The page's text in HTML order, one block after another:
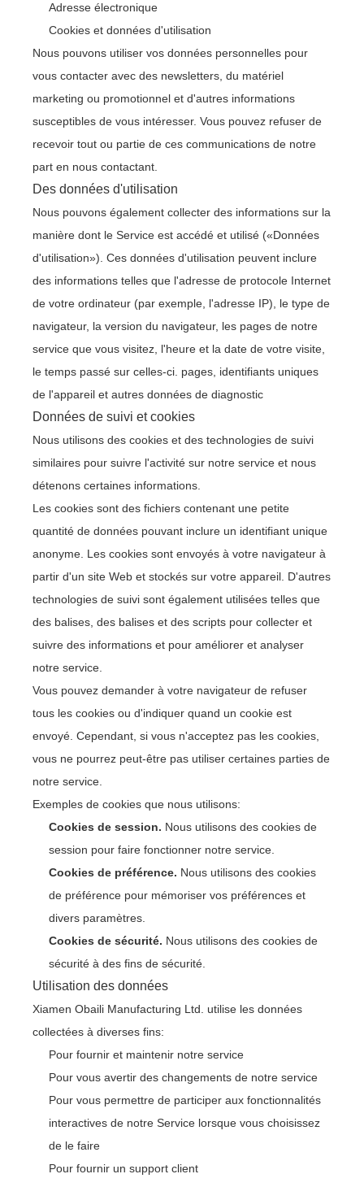
Adresse électronique
Cookies et données d'utilisation
Nous pouvons utiliser vos données personnelles pour
vous contacter avec des newsletters, du matériel
marketing ou promotionnel et d'autres informations
susceptibles de vous intéresser. Vous pouvez refuser de
recevoir tout ou partie de ces communications de notre
part en nous contactant.
Des données d'utilisation
Nous pouvons également collecter des informations sur la
manière dont le Service est accédé et utilisé («Données
d'utilisation»). Ces données d'utilisation peuvent inclure
des informations telles que l'adresse de protocole Internet
de votre ordinateur (par exemple, l'adresse IP), le type de
navigateur, la version du navigateur, les pages de notre
service que vous visitez, l'heure et la date de votre visite,
le temps passé sur celles-ci. pages, identifiants uniques
de l'appareil et autres données de diagnostic
Données de suivi et cookies
Nous utilisons des cookies et des technologies de suivi
similaires pour suivre l'activité sur notre service et nous
détenons certaines informations.
Les cookies sont des fichiers contenant une petite
quantité de données pouvant inclure un identifiant unique
anonyme. Les cookies sont envoyés à votre navigateur à
partir d'un site Web et stockés sur votre appareil. D'autres
technologies de suivi sont également utilisées telles que
des balises, des balises et des scripts pour collecter et
suivre des informations et pour améliorer et analyser
notre service.
Vous pouvez demander à votre navigateur de refuser
tous les cookies ou d'indiquer quand un cookie est
envoyé. Cependant, si vous n'acceptez pas les cookies,
vous ne pourrez peut-être pas utiliser certaines parties de
notre service.
Exemples de cookies que nous utilisons:
Cookies de session. Nous utilisons des cookies de
session pour faire fonctionner notre service.
Cookies de préférence. Nous utilisons des cookies
de préférence pour mémoriser vos préférences et
divers paramètres.
Cookies de sécurité. Nous utilisons des cookies de
sécurité à des fins de sécurité.
Utilisation des données
Xiamen Obaili Manufacturing Ltd. utilise les données
collectées à diverses fins:
Pour fournir et maintenir notre service
Pour vous avertir des changements de notre service
Pour vous permettre de participer aux fonctionnalités
interactives de notre Service lorsque vous choisissez
de le faire
Pour fournir un support client